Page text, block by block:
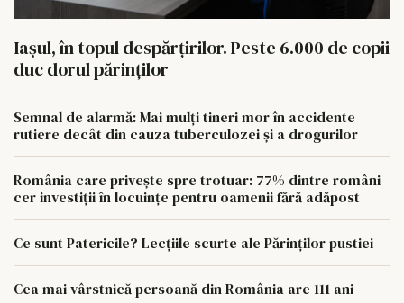
Iașul, în topul despărțirilor. Peste 6.000 de copii
duc dorul părinților
Semnal de alarmă: Mai mulți tineri mor în accidente
rutiere decât din cauza tuberculozei și a drogurilor
România care privește spre trotuar: 77% dintre români
cer investiții în locuințe pentru oamenii fără adăpost
Ce sunt Patericile? Lecțiile scurte ale Părinților pustiei
Cea mai vârstnică persoană din România are 111 ani